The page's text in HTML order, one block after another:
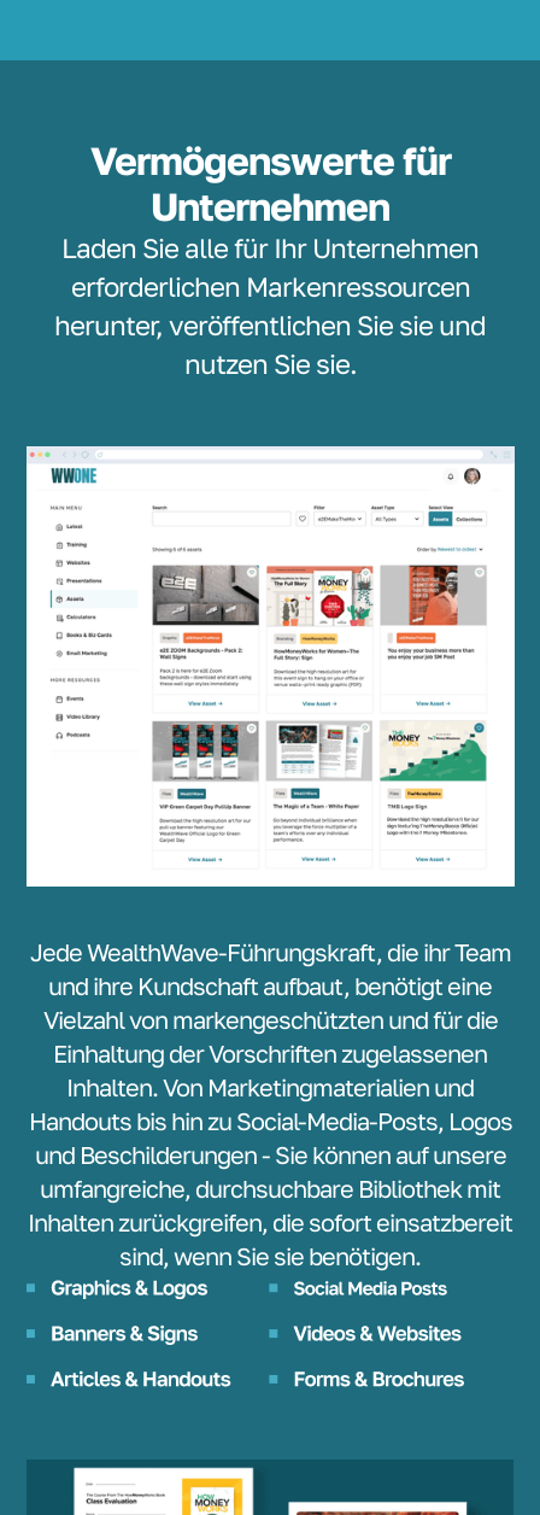
Vermögenswerte für
Unternehmen
Laden Sie alle für Ihr Unternehmen
erforderlichen Markenressourcen
herunter, veröffentlichen Sie sie und
nutzen Sie sie.
Jede WealthWave-Führungskraft, die ihr Team
und ihre Kundschaft aufbaut, benötigt eine
Vielzahl von markengeschützten und für die
Einhaltung der Vorschriften zugelassenen
Inhalten. Von Marketingmaterialien und
Handouts bis hin zu Social-Media-Posts, Logos
und Beschilderungen - Sie können auf unsere
umfangreiche, durchsuchbare Bibliothek mit
Inhalten zurückgreifen, die sofort einsatzbereit
sind, wenn Sie sie benötigen.